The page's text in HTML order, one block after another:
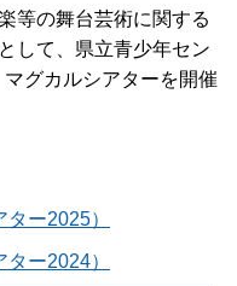
等の舞台芸術に関する
して、県立青少年セン
グカルシアターを開催
ー2025）
ー2024）